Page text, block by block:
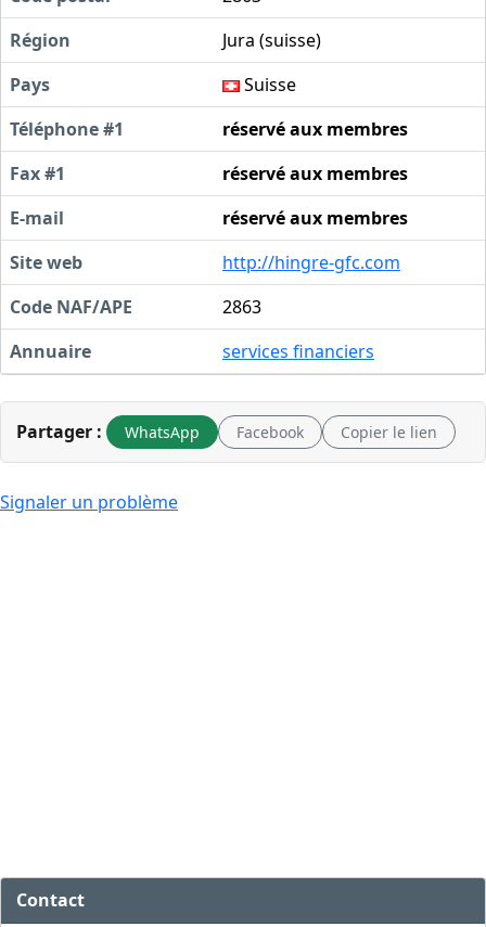
Région
Jura (suisse)
Pays
Suisse
Téléphone #1
réservé aux membres
Fax #1
réservé aux membres
E-mail
réservé aux membres
Site web
http://hingre-gfc.com
Code NAF/APE
2863
Annuaire
services financiers
Partager : WhatsApp Facebook Copier le lien
Signaler un problème
Contact